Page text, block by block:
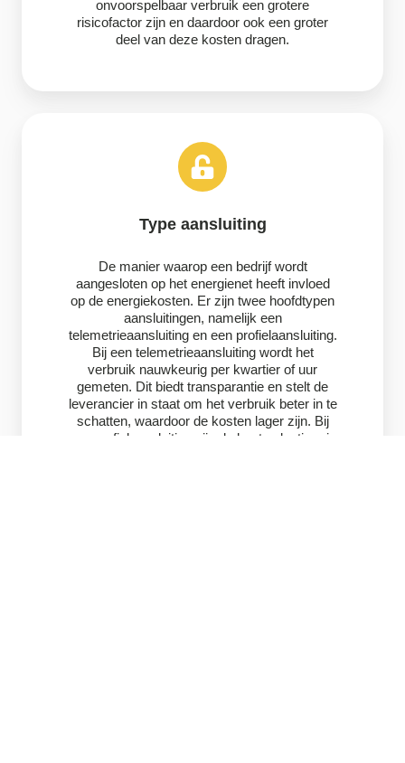
onvoorspelbaar verbruik een grotere
risicofactor zijn en daardoor ook een groter
deel van deze kosten dragen.
Type aansluiting
De manier waarop een bedrijf wordt
aangesloten op het energienet heeft invloed
op de energiekosten. Er zijn twee hoofdtypen
aansluitingen, namelijk een
telemetrieaansluiting en een profielaansluiting.
Bij een telemetrieaansluiting wordt het
verbruik nauwkeurig per kwartier of uur
gemeten. Dit biedt transparantie en stelt de
leverancier in staat om het verbruik beter in te
schatten, waardoor de kosten lager zijn. Bij
een profielaansluiting zijn de kosten lastiger in